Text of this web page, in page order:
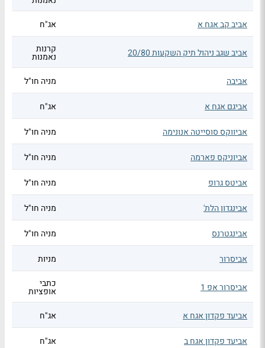
אביב קב אגח א
אג"ח
אביב שגב ניהול תיק השקעות 20/80 קרנות
נאמנות
אביבה
מניה חו"ל
אביגם אגח א אג"ח
אביווקס סוסייטה אנונימה מניה חו"ל
אביוניקס פארמה מניה חו"ל
אביטס גרופ מניה חו"ל
אבינגדון הלת' מניה חו"ל
אבינגטרנס מניה חו"ל
אביסרור מניות
אביסרור אפ 1 כתבי
אופציות
אביעד פקדון אגח א
אג"ח
אביעד פקדון אגח ב אג"ח